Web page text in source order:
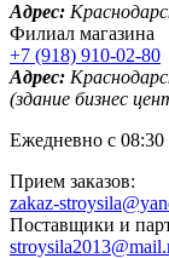
Адрес:
Филиал магазина
+7 (918) 910-02-80
Адрес:
(здание бизнес
Ежедневно с
Прием заказов:
zakaz-
Поставщики и